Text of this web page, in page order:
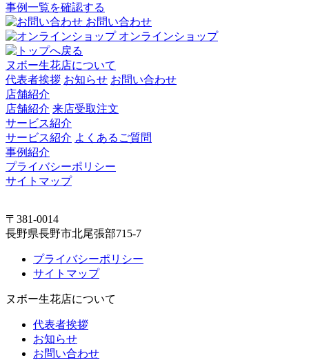
事例一覧を確認する
お問い合わせ
オンラインショップ
ヌボー生花店について
代表者挨拶 お知らせ お問い合わせ
店舗紹介
店舗紹介 来店受取注文
サービス紹介
サービス紹介 よくあるご質問
事例紹介
プライバシーポリシー
サイトマップ
〒381-0014
長野県長野市北尾張部715-7
プライバシーポリシー
サイトマップ
ヌボー生花店について
代表者挨拶
お知らせ
お問い合わせ